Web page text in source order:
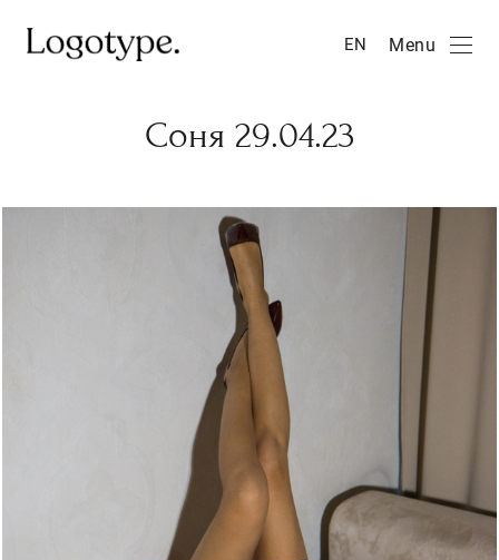
EN Menu
Соня 29.04.23